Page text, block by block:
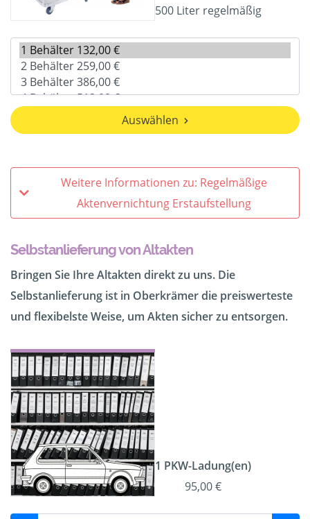
500 Liter regelmäßig
Auswählen
Weitere Informationen zu: Regelmäßige
Aktenvernichtung Erstaufstellung
Selbstanlieferung von Altakten
Bringen Sie Ihre Altakten direkt zu uns. Die
Selbstanlieferung ist in Oberkrämer die preiswerteste
und flexibelste Weise, um Akten sicher zu entsorgen.
1 PKW-Ladung(en)
95,00 €